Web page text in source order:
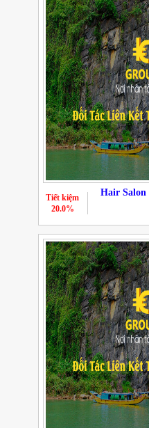
Hair
Tiết kiệm
20.0%